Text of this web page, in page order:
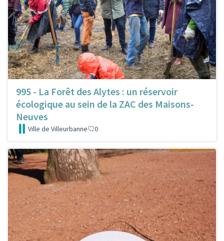
995 - La Forêt des Alytes : un réservoir
écologique au sein de la ZAC des Maisons-
Neuves
Ville de Villeurbanne 0